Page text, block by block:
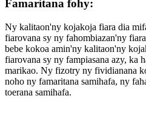
Famaritana fohy:
Ny kalitaon'ny kojakoja fiara dia
fiarovana sy ny fahombiazan'ny
bebe kokoa amin'ny kalitaon'ny
fiarovana sy ny fampiasana azy, ka
marikao. Ny fizotry ny fividianana
noho ny famaritana samihafa, ny
toerana samihafa.